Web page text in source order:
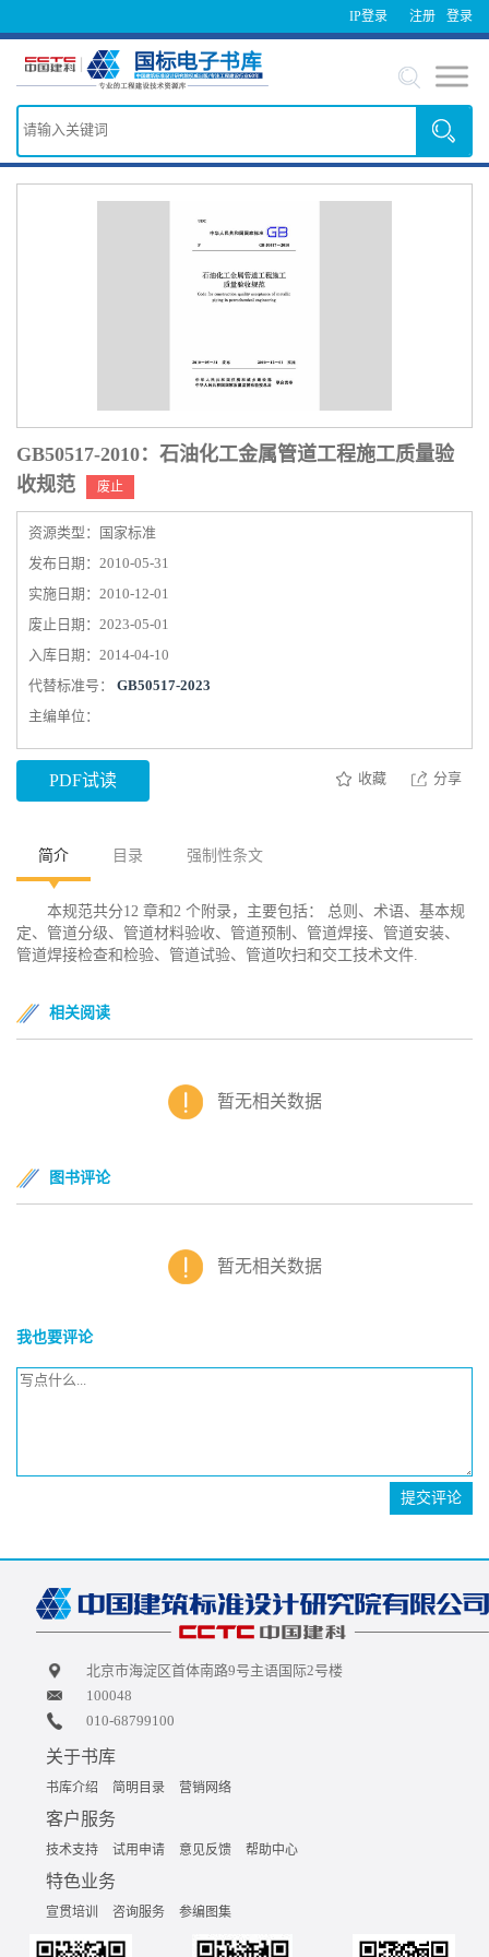
IP登录 登录
注册
GB50517-2010：石油化工金属管道工程施工质量验
收规范
废止
资源类型：国家标准
发布日期：2010-05-31
实施日期：2010-12-01
废止日期：2023-05-01
入库日期：2014-04-10
代替标准号： GB50517-2023
主编单位：
PDF试读 收藏 分享
简介 目录 强制性条文
本规范共分12 章和2 个附录，主要包括： 总则、术语、基本规
定、管道分级、管道材料验收、管道预制、管道焊接、管道安装、
管道焊接检查和检验、管道试验、管道吹扫和交工技术文件.
相关阅读
暂无相关数据
图书评论
暂无相关数据
我也要评论
提交评论
北京市海淀区首体南路9号主语国际2号楼
100048
010-68799100
关于书库
书库介绍 简明目录 营销网络
客户服务
技术支持 试用申请 意见反馈 帮助中心
特色业务
宣贯培训 咨询服务 参编图集